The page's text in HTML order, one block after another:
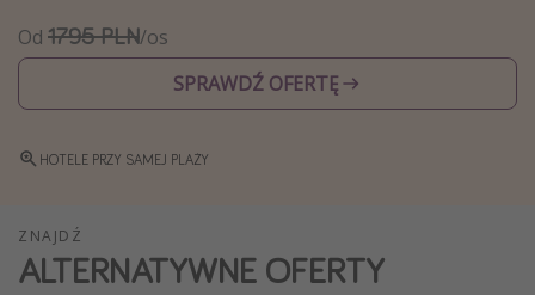
Wakacje All Inclusive
Wakacje do 1000 PLN
Noclegi z prywatnym jacuzzi w pokoju/na tarasie
City Break
Hotele SPA i wellness
Od 1795 PLN/os
SPRAWDŹ OFERTĘ
HOTELE PRZY SAMEJ PLAŻY
ZNAJDŹ
ALTERNATYWNE OFERTY